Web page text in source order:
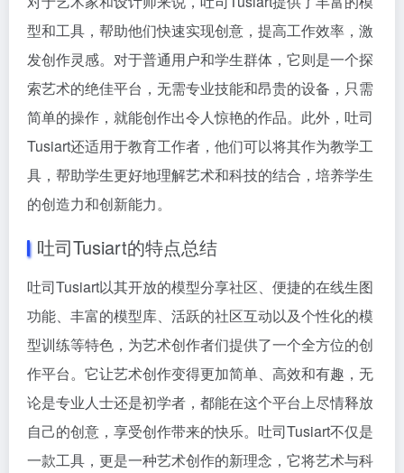
型和工具，帮助他们快速实现创意，提高工作效率，激
发创作灵感。对于普通用户和学生群体，它则是一个探
索艺术的绝佳平台，无需专业技能和昂贵的设备，只需
简单的操作，就能创作出令人惊艳的作品。此外，吐司
Tusiart还适用于教育工作者，他们可以将其作为教学工
具，帮助学生更好地理解艺术和科技的结合，培养学生
的创造力和创新能力。
吐司Tusiart的特点总结
吐司Tusiart以其开放的模型分享社区、便捷的在线生图
功能、丰富的模型库、活跃的社区互动以及个性化的模
型训练等特色，为艺术创作者们提供了一个全方位的创
作平台。它让艺术创作变得更加简单、高效和有趣，无
论是专业人士还是初学者，都能在这个平台上尽情释放
自己的创意，享受创作带来的快乐。吐司Tusiart不仅是
一款工具，更是一种艺术创作的新理念，它将艺术与科